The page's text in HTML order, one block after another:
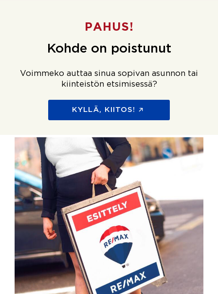
PAHUS!
Kohde on poistunut
Voimmeko auttaa sinua sopivan asunnon tai
kiinteistön etsimisessä?
KYLLÄ, KIITOS!